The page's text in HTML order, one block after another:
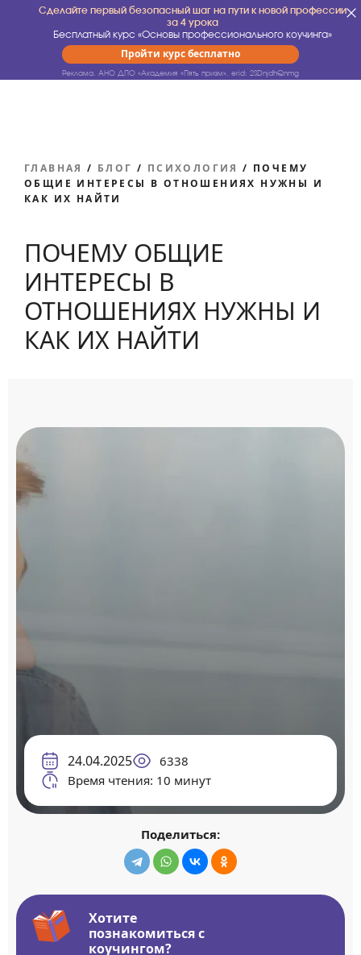
Сделайте первый безопасный шаг на пути к новой профессии
за 4 урока
Бесплатный курс «Основы профессионального коучинга»
Пройти курс бесплатно
Реклама. АНО ДПО «Академия «Пять призм». erid: 2SDnjdhQnmg
ГЛАВНАЯ / БЛОГ / ПСИХОЛОГИЯ / ПОЧЕМУ
ОБЩИЕ ИНТЕРЕСЫ В ОТНОШЕНИЯХ НУЖНЫ И
КАК ИХ НАЙТИ
ПОЧЕМУ ОБЩИЕ
ИНТЕРЕСЫ В
ОТНОШЕНИЯХ НУЖНЫ И
КАК ИХ НАЙТИ
24.04.2025
6338
Время чтения: 10 минут
Поделиться:
Хотите
познакомиться с
коучингом?